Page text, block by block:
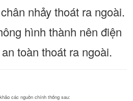
nhảy thoát ra ngoài.
hình thành nên điện
toàn thoát ra ngoài.
các nguồn chính thống sau: